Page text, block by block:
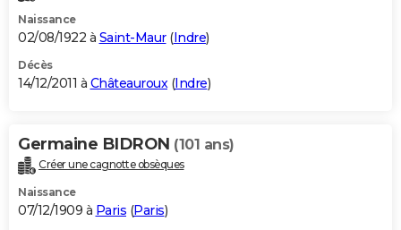
Naissance
02/08/1922 à Saint-Maur(Indre)
Décès
14/12/2011 à Châteauroux(Indre)
Germaine BIDRON (101 ans)
Créer une cagnotte obsèques
Naissance
07/12/1909 à Paris (Paris)